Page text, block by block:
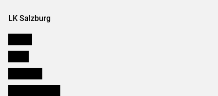
LK Salzburg